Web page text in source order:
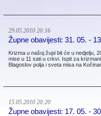
29.05.2010 20:16
Župne obavijesti: 31. 05. -
Krizma u našoj župi bit će u nedjelju,
mise u 11 sati u crkvi. Ispit za
Blagoslov polja i sveta misa na
15.05.2010 20:20
Župne obavijesti: 17. 05. -